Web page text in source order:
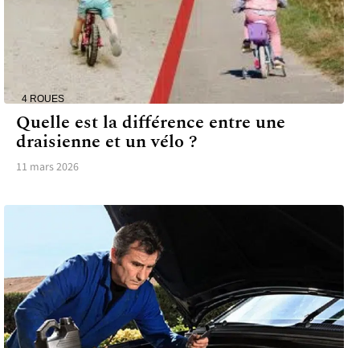
4 ROUES
Quelle est la différence entre une
draisienne et un vélo ?
11 mars 2026